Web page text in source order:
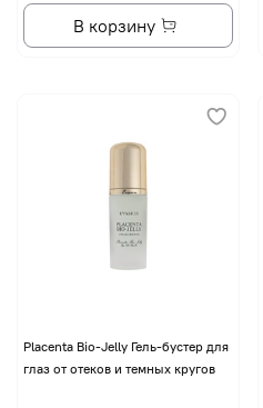
В корзину
Placenta Bio-Jelly Гель-бустер для
глаз от отеков и темных кругов